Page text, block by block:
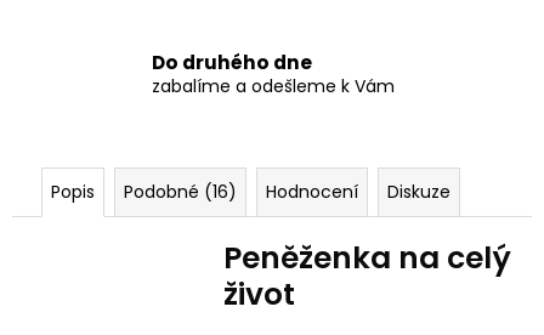
Do druhého dne
zabalíme a odešleme k Vám
Popis Podobné (16) Hodnocení Diskuze
Peněženka na celý
život